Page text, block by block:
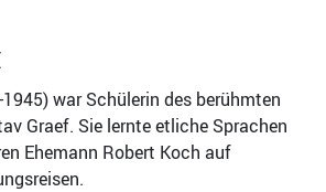
war Schülerin des berühmten
Graef. Sie lernte etliche Sprachen
Ehemann Robert Koch auf